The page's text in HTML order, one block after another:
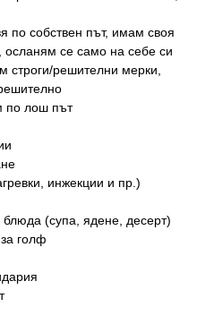
по собствен път, имам своя
осланям се само на себе си
строги/решителни мерки,
по лош път
инжекции и пр.)
(супа, ядене, десерт)
голф